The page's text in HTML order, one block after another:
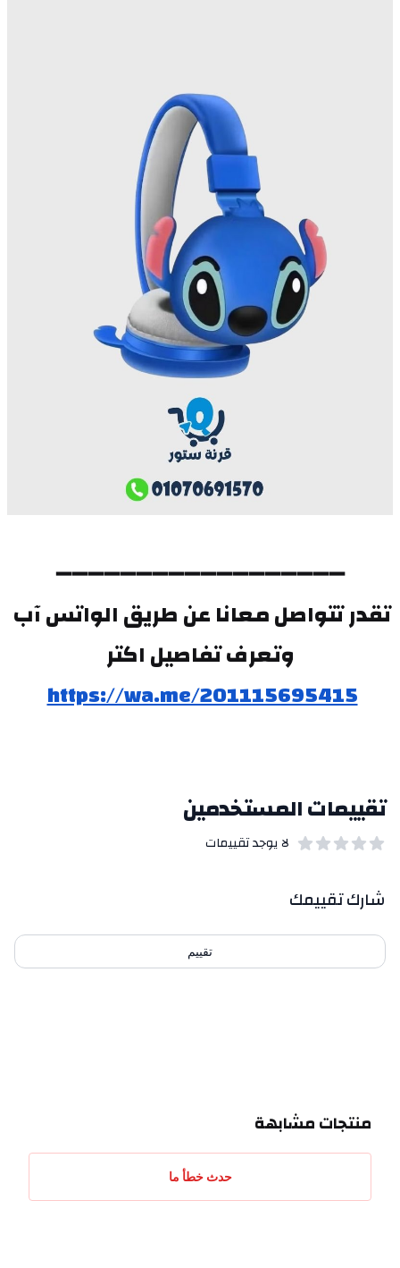
➖➖➖➖➖➖➖➖➖➖➖➖➖➖➖➖➖➖
وتعرف تفاصيل اكتر
https://wa.me/201115695415
تقييمات المستخدمين
لا يوجد تقييمات
بيانات التقييمات
شارك تقييمك
تقييم
منتجات مشابهة
حدث خطأ ما